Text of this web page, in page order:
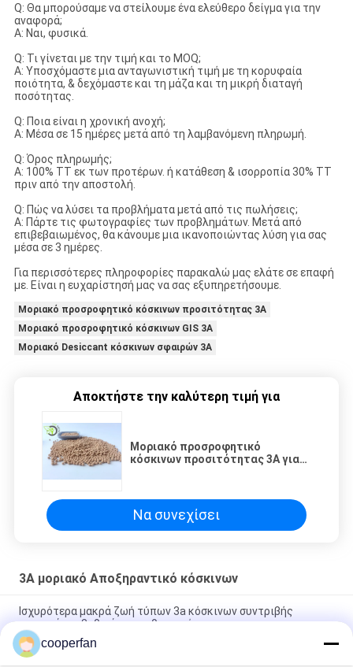
Q: Θα μπορούσαμε να στείλουμε ένα ελεύθερο δείγμα για την
αναφορά;
Α: Ναι, φυσικά.
Q: Τι γίνεται με την τιμή και το MOQ;
Α: Υποσχόμαστε μια ανταγωνιστική τιμή με τη κορυφαία
ποιότητα, & δεχόμαστε και τη μάζα και τη μικρή διαταγή
ποσότητας.
Q: Ποια είναι η χρονική ανοχή;
Α: Μέσα σε 15 ημέρες μετά από τη λαμβανόμενη πληρωμή.
Q: Όρος πληρωμής;
Α: 100% TT εκ των προτέρων. ή κατάθεση & ισορροπία 30% TT
πριν από την αποστολή.
Q: Πώς να λύσει τα προβλήματα μετά από τις πωλήσεις;
Α: Πάρτε τις φωτογραφίες των προβλημάτων. Μετά από
επιβεβαιωμένος, θα κάνουμε μια ικανοποιώντας λύση για σας
μέσα σε 3 ημέρες.
Για περισσότερες πληροφορίες παρακαλώ μας ελάτε σε επαφή
με. Είναι η ευχαρίστησή μας να σας εξυπηρετήσουμε.
Μοριακό προσροφητικό κόσκινων προσιτότητας 3A
Μοριακό προσροφητικό κόσκινων GIS 3A
Μοριακό Desiccant κόσκινων σφαιρών 3A
Αποκτήστε την καλύτερη τιμή για
Μοριακό προσροφητικό
κόσκινων προσιτότητας 3A για
Να συνεχίσει
3A μοριακό Αποξηραντικό κόσκινων
Ισχυρότερα μακρά ζωή τύπων 3a κόσκινων συντριβής
μοριακά για βαθειά τον καθαρισμό
25KG/Bag 3A μοριακό Zeolite Aluminasilicate κόσκινων
cooperfan